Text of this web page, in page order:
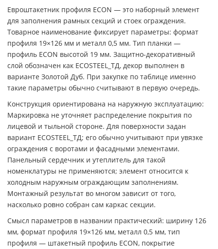
Евроштакетник профиля ECON — это наборный элемент
для заполнения рамных секций и стоек ограждения.
Товарное наименование фиксирует параметры: формат
профиля 19×126 мм и металл 0,5 мм. Тип планки —
профиль ECON высотой 19 мм. Защитно-декоративный
слой обозначен как ECOSTEEL_ТД, декор выполнен в
варианте Золотой Дуб. При закупке по таблице именно
такие параметры обычно считывают в первую очередь.
Конструкция ориентирована на наружную эксплуатацию:
Маркировка не уточняет распределение покрытия по
лицевой и тыльной стороне. Для поверхности задан
вариант ECOSTEEL_ТД; его обычно учитывают при увязке
ограждения с воротами и фасадными элементами.
Панельный сердечник и утеплитель для такой
номенклатуры не применяются; элемент относится к
холодным наружным ограждающим заполнениям.
Монтажный результат во многом зависит от того,
насколько ровно собран сам каркас секции.
Смысл параметров в названии практический: ширину 126
мм, формат профиля 19×126 мм, металл 0,5 мм, тип
профиля — штакетный профиль ECON, покрытие